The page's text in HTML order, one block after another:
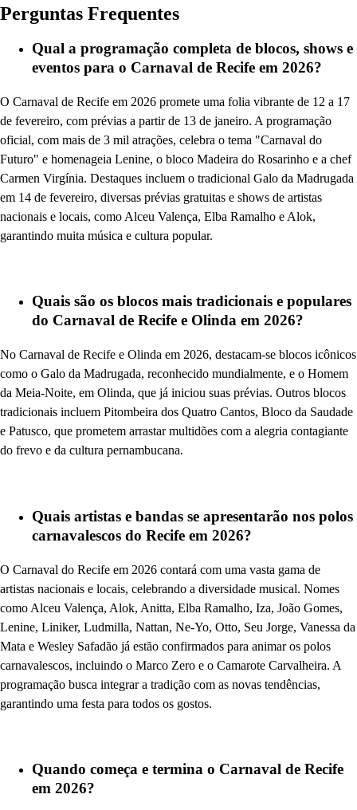
Perguntas Frequentes
Qual a programação completa de blocos, shows e
eventos para o Carnaval de Recife em 2026?
O Carnaval de Recife em 2026 promete uma folia vibrante de 12 a 17
de fevereiro, com prévias a partir de 13 de janeiro. A programação
oficial, com mais de 3 mil atrações, celebra o tema "Carnaval do
Futuro" e homenageia Lenine, o bloco Madeira do Rosarinho e a chef
Carmen Virgínia. Destaques incluem o tradicional Galo da Madrugada
em 14 de fevereiro, diversas prévias gratuitas e shows de artistas
nacionais e locais, como Alceu Valença, Elba Ramalho e Alok,
garantindo muita música e cultura popular.
Quais são os blocos mais tradicionais e populares
do Carnaval de Recife e Olinda em 2026?
No Carnaval de Recife e Olinda em 2026, destacam-se blocos icônicos
como o Galo da Madrugada, reconhecido mundialmente, e o Homem
da Meia-Noite, em Olinda, que já iniciou suas prévias. Outros blocos
tradicionais incluem Pitombeira dos Quatro Cantos, Bloco da Saudade
e Patusco, que prometem arrastar multidões com a alegria contagiante
do frevo e da cultura pernambucana.
Quais artistas e bandas se apresentarão nos polos
carnavalescos do Recife em 2026?
O Carnaval do Recife em 2026 contará com uma vasta gama de
artistas nacionais e locais, celebrando a diversidade musical. Nomes
como Alceu Valença, Alok, Anitta, Elba Ramalho, Iza, João Gomes,
Lenine, Liniker, Ludmilla, Nattan, Ne-Yo, Otto, Seu Jorge, Vanessa da
Mata e Wesley Safadão já estão confirmados para animar os polos
carnavalescos, incluindo o Marco Zero e o Camarote Carvalheira. A
programação busca integrar a tradição com as novas tendências,
garantindo uma festa para todos os gostos.
Quando começa e termina o Carnaval de Recife
em 2026?